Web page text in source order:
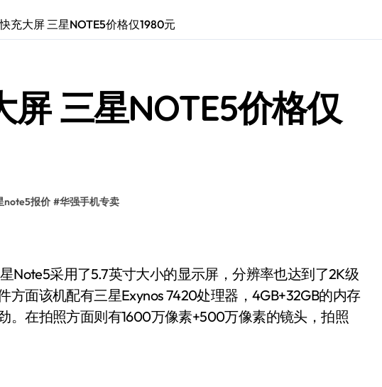
颜秘籍大公开
，未来科技掌中新境！
充大屏 三星NOTE5价格仅1980元
屏 三星NOTE5价格仅
note5报价 #华强手机专卖
Note5采用了5.7英寸大小的显示屏，分辨率也达到了2K级
面该机配有三星Exynos 7420处理器，4GB+32GB的内存
。在拍照方面则有1600万像素+500万像素的镜头，拍照